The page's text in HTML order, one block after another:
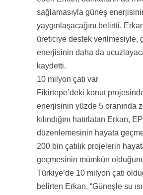
sağlamasıyla güneş
yaygınlaşacağını belirtti.
üreticiye destek verilmesiyle,
enerjisinin daha da
kaydetti.
10 milyon çatı var
Fikirtepe’deki konut
enerjisinin yüzde 5 oranında
kılındığını hatırlatan Erkan,
düzenlemesinin hayata
200 bin çatılık projelerin
geçmesinin mümkün
Türkiye’de 10 milyon çatı
belirten Erkan, “Güneşle su